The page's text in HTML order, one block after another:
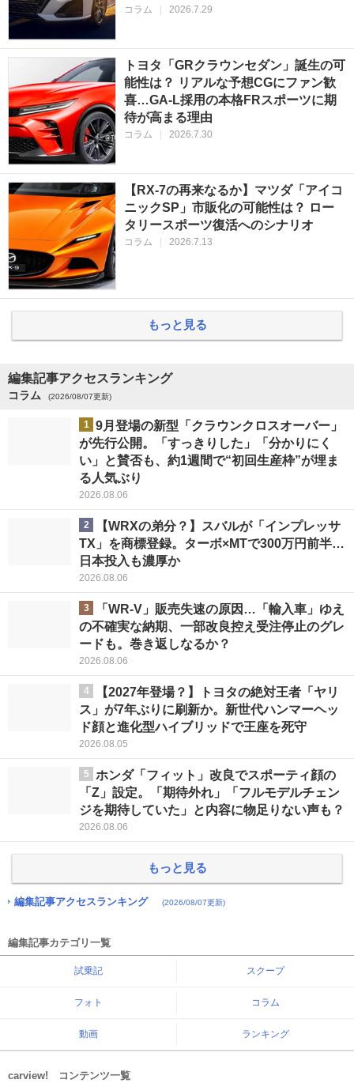
コラム 2026.7.29
トヨタ「GRクラウンセダン」誕生の可
能性は？ リアルな予想CGにファン歓
喜…GA-L採用の本格FRスポーツに期
待が高まる理由
コラム | 2026.7.30
【RX-7の再来なるか】マツダ「アイコ
ニックSP」市販化の可能性は？ ロー
タリースポーツ復活へのシナリオ
コラム | 2026.7.13
もっと見る
編集記事アクセスランキング
コラム (2026/08/07更新)
1
9月登場の新型「クラウンクロスオーバー」
が先行公開。「すっきりした」「分かりにく
い」と賛否も、約1週間で“初回生産枠”が埋ま
る人気ぶり
2026.08.06
2
【WRXの弟分？】スバルが「インプレッサ
TX」を商標登録。ターボ×MTで300万円前半…
日本投入も濃厚か
2026.08.06
3
「WR-V」販売失速の原因…「輸入車」ゆえ
の不確実な納期、一部改良控え受注停止のグレ
ードも。巻き返しなるか？
2026.08.06
4
【2027年登場？】トヨタの絶対王者「ヤリ
ス」が7年ぶりに刷新か。新世代ハンマーヘッ
ド顔と進化型ハイブリッドで王座を死守
2026.08.05
5
ホンダ「フィット」改良でスポーティ顔の
「Z」設定。「期待外れ」「フルモデルチェン
ジを期待していた」と内容に物足りない声も？
2026.08.06
もっと見る
編集記事アクセスランキング (2026/08/07更新)
編集記事カテゴリ一覧
試乗記 スクープ
フォト コラム
動画 ランキング
carview! コンテンツ一覧